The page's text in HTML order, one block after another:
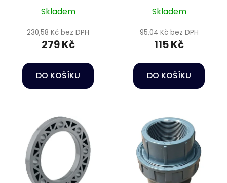
Skladem
230,58 Kč bez DPH
279 Kč
DO KOŠÍKU
Skladem
95,04 Kč bez DPH
115 Kč
DO KOŠÍKU